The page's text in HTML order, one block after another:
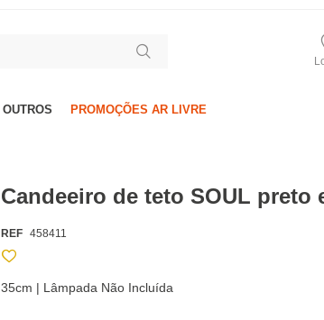
OUTROS PROMOÇÕES AR LIVRE
Candeeiro de teto SOUL preto
REF 458411
35cm | Lâmpada Não Incluída